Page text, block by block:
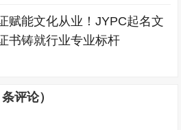
赋能文化从业！JYPC起名文
书铸就行业专业标杆
条评论）